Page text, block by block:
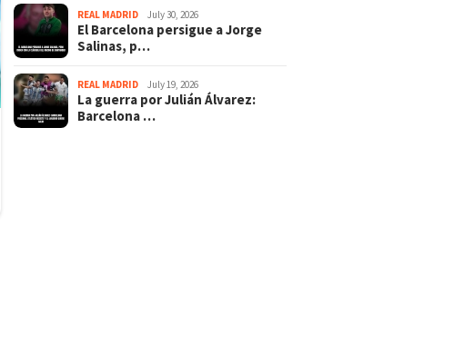
REAL MADRID July 30, 2026
El Barcelona persigue a Jorge
Salinas, p…
REAL MADRID July 19, 2026
La guerra por Julián Álvarez:
Barcelona …